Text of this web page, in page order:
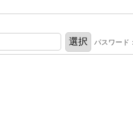
パスワード：